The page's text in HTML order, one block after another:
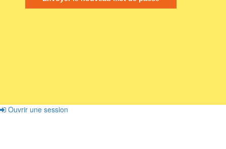
Ouvrir une session